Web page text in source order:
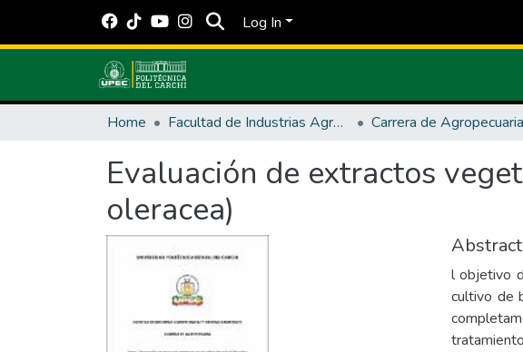
Log In
Home Facultad de Industrias Agropecuarias y Ciencias Ambientales Carrera de Agropecuaria
Evaluación de extractos
oleracea)
Abstract
l objetivo
cultivo de